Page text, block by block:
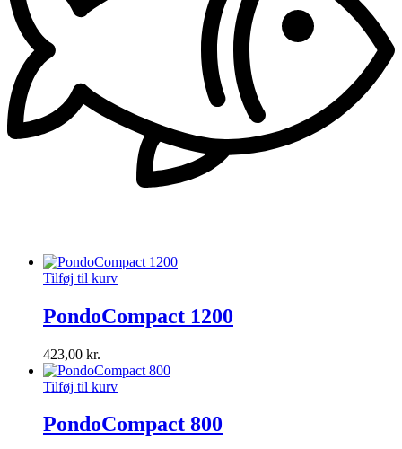
Tilføj til kurv
PondoCompact 1200
423,00 kr.
Tilføj til kurv
PondoCompact 800